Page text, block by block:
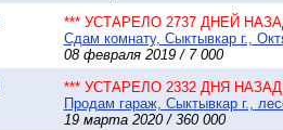
*** УСТАРЕЛО 2737 ДНЕЙ
Сдам комнату, Сыктывкар г.,
08 февраля 2019 / 7 000
*** УСТАРЕЛО 2332 ДНЯ НАЗАД
Продам гараж, Сыктывкар г.,
19 марта 2020 / 360 000